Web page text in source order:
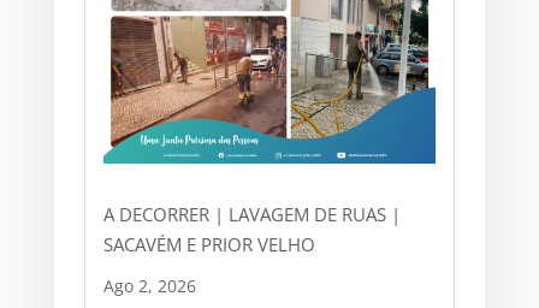
A DECORRER | LAVAGEM DE RUAS |
SACAVÉM E PRIOR VELHO
Ago 2, 2026